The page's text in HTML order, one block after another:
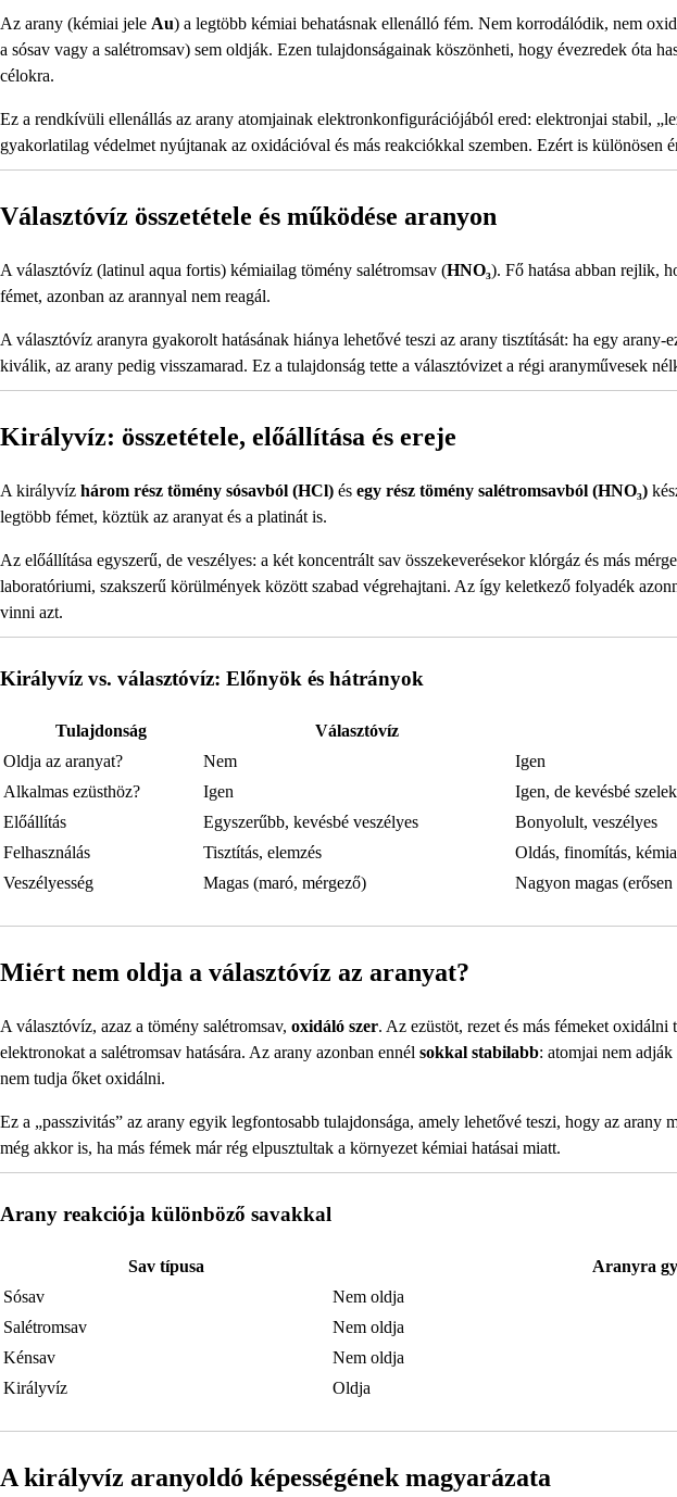
Az arany (kémiai jele Au) a legtöbb kémiai behatásnak ellenálló fém. Nem korrodálódik, nem
a sósav vagy a salétromsav) sem oldják. Ezen tulajdonságainak köszönheti, hogy évezredek óta
célokra.
Ez a rendkívüli ellenállás az arany atomjainak elektronkonfigurációjából ered: elektronjai stabil,
gyakorlatilag védelmet nyújtanak az oxidációval és más reakciókkal szemben. Ezért is különösen
Választóvíz összetétele és működése aranyon
A választóvíz (latinul aqua fortis) kémiailag tömény salétromsav (HNO₃). Fő hatása abban rejlik,
fémet, azonban az arannyal nem reagál.
A választóvíz aranyra gyakorolt hatásának hiánya lehetővé teszi az arany tisztítását: ha egy arany-
kiválik, az arany pedig visszamarad. Ez a tulajdonság tette a választóvizet a régi aranyművesek
Királyvíz: összetétele, előállítása és ereje
A királyvíz három rész tömény sósavból (HCl) és egy rész tömény salétromsavból (HNO₃)
legtöbb fémet, köztük az aranyat és a platinát is.
Az előállítása egyszerű, de veszélyes: a két koncentrált sav összekeverésekor klórgáz és más
laboratóriumi, szakszerű körülmények között szabad végrehajtani. Az így keletkező folyadék
vinni azt.
Királyvíz vs. választóvíz: Előnyök és hátrányok
Tulajdonság Választóvíz
Oldja az aranyat?
Nem
Igen
Alkalmas ezüsthöz?
Igen
Igen, de kevésbé
Előállítás
Egyszerűbb, kevésbé veszélyes
Bonyolult, veszélyes
Felhasználás
Tisztítás, elemzés
Oldás, finomítás,
Veszélyesség
Magas (maró, mérgező) Nagyon magas
Miért nem oldja a választóvíz az aranyat?
A választóvíz, azaz a tömény salétromsav, oxidáló szer. Az ezüstöt, rezet és más fémeket
elektronokat a salétromsav hatására. Az arany azonban ennél sokkal stabilabb: atomjai nem
nem tudja őket oxidálni.
Ez a „passzivitás” az arany egyik legfontosabb tulajdonsága, amely lehetővé teszi, hogy az arany
még akkor is, ha más fémek már rég elpusztultak a környezet kémiai hatásai miatt.
Arany reakciója különböző savakkal
Sav típusa
Aranyra
Sósav
Nem oldja
Salétromsav
Nem oldja
Kénsav
Nem oldja
Királyvíz
Oldja
A királyvíz aranyoldó képességének magyarázata